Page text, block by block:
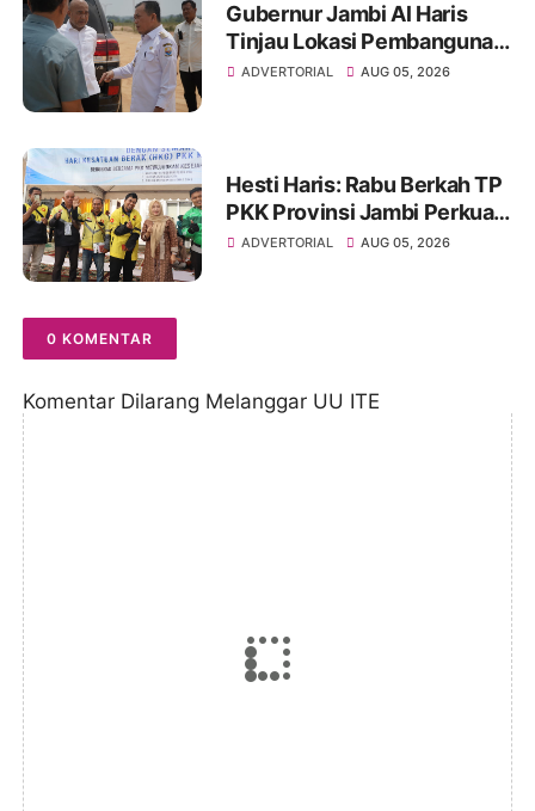
Gubernur Jambi Al Haris
Tinjau Lokasi Pembangunan
Sekolah Rakyat dan Lokasi
ADVERTORIAL AUG 05, 2026
Hesti Haris: Rabu Berkah TP
PKK Provinsi Jambi Perkuat
Literasi Keuangan dan
ADVERTORIAL AUG 05, 2026
0 KOMENTAR
Komentar Dilarang Melanggar UU ITE